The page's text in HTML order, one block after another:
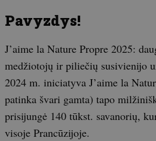
Pavyzdys!
J’aime la Nature Propre 2025:
medžiotojų ir piliečių susivienijo
2024 m. iniciatyva J’aime la
patinka švari gamta) tapo
prisijungė 140 tūkst. savanorių,
visoje Prancūzijoje.